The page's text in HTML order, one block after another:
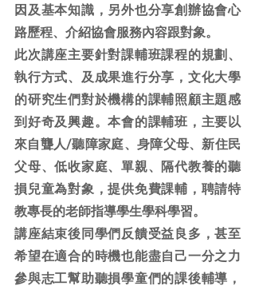
因及基本知識，另外也分享創辦協會心
路歷程、介紹協會服務內容跟對象。
此次講座主要針對課輔班課程的規劃、
執行方式、及成果進行分享，文化大學
的研究生們對於機構的課輔照顧主題感
到好奇及興趣。本會的課輔班，主要以
來自聾人/聽障家庭、身障父母、新住民
父母、低收家庭、單親、隔代教養的聽
損兒童為對象，提供免費課輔，聘請特
教專長的老師指導學生學科學習。
講座結束後同學們反饋受益良多，甚至
希望在適合的時機也能盡自己一分之力
參與志工幫助聽損學童們的課後輔導，